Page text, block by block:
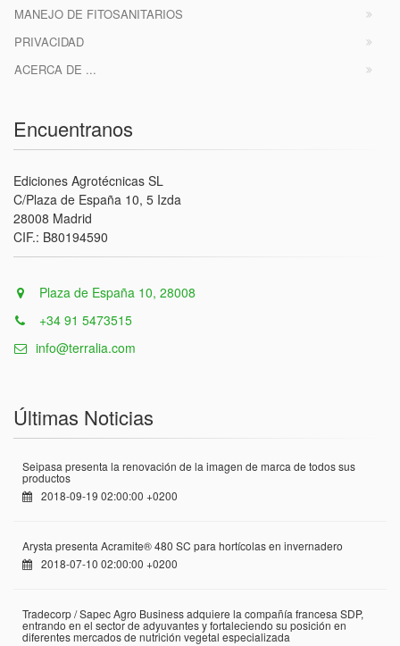
MANEJO DE FITOSANITARIOS
PRIVACIDAD
ACERCA DE ...
Encuentranos
Ediciones Agrotécnicas SL
C/Plaza de España 10, 5 Izda
28008 Madrid
CIF.: B80194590
Plaza de España 10, 28008
+34 91 5473515
info@terralia.com
Últimas Noticias
Seipasa presenta la renovación de la imagen de marca de todos sus
productos
2018-09-19 02:00:00 +0200
Arysta presenta Acramite® 480 SC para hortícolas en invernadero
2018-07-10 02:00:00 +0200
Tradecorp / Sapec Agro Business adquiere la compañía francesa SDP,
entrando en el sector de adyuvantes y fortaleciendo su posición en
diferentes mercados de nutrición vegetal especializada